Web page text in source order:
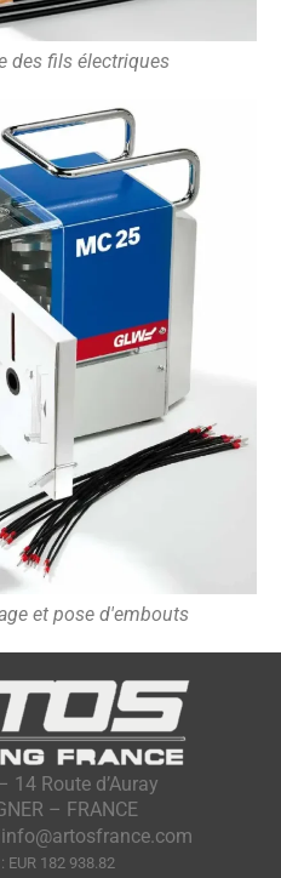
des fils électriques
et pose d'embouts
14 Route d’Auray
– FRANCE
EUR 182 938.82